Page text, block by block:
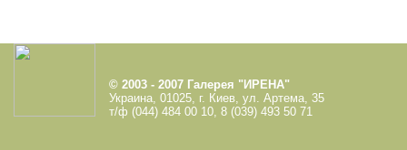
© 2003 - 2007 Галерея "ИРЕНА"
Украина, 01025, г. Киев, ул. Артема, 35
т/ф (044) 484 00 10, 8 (039) 493 50 71